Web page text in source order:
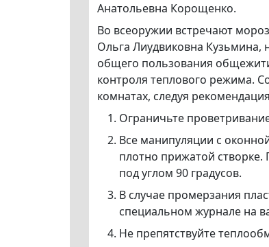
Анатольевна Корощенко.
Во всеоружии встречают
Ольга Лиудвиковна
общего пользования
контроля теплового режима.
комнатах, следуя
Ограничьте
Все манипуляции с
плотно прижатой створке.
под углом 90 градусов.
В случае промерзания
специальном журнале на
Не препятствуйте